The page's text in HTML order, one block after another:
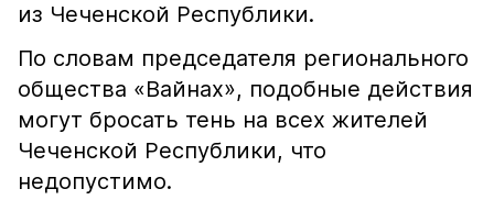
из Чеченской Республики.
По словам председателя регионального
общества «Вайнах», подобные действия
могут бросать тень на всех жителей
Чеченской Республики, что
недопустимо.